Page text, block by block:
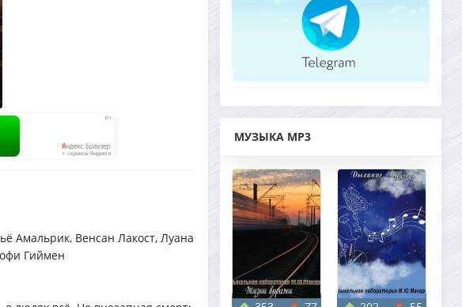
Амальрик, Венсан Лакост, Луана
Гиймен
МУЗЫКА MP3